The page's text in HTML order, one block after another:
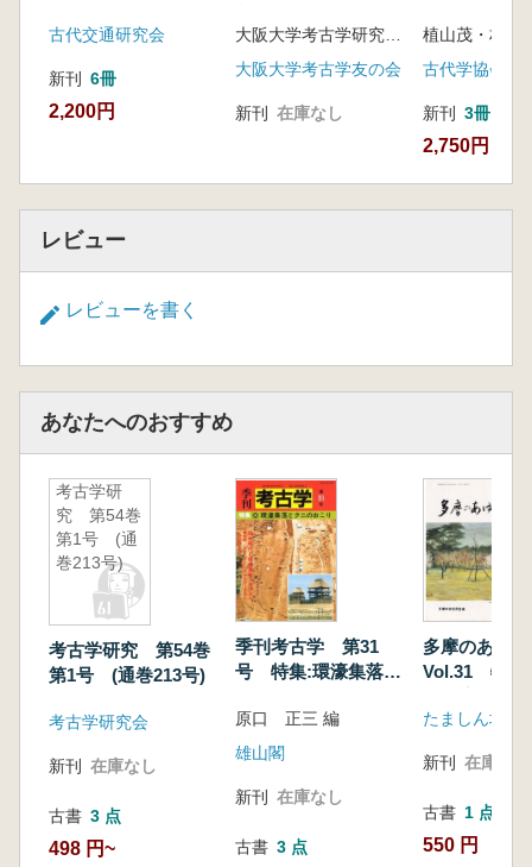
院と瓦 中三川 昇
【コラム】永福寺―瓦の生産地はどこか 菊川
泉
屋根瓦からみえる永福寺の姿 芦田淳一
【コラム】土器研究からみた中世瓦 押木弘己
中三川昇さんの逝去を悼む 小林康幸
あとがき 小林康幸
古代交通研究会
新刊 6冊
2,200円
大阪大学考古学研究室 編
大阪大学考古学友の会
新刊 在庫なし
会第2次発掘
植山茂・村
新刊 3冊
2,750円
レビュー
レビューを書く
あなたへのおすすめ
考古学研
究 第54巻
第1号 (通
巻213号)
考古学研究 第54巻
第1号 (通巻213号)
考古学研究会
新刊 在庫なし
古書 3 点
498 円~
季刊考古学 第31
号 特集:環濠集落と
原口 正三 編
雄山閣
新刊 在庫なし
古書 3 点
多摩のあゆみ
Vol.31 特集:
たましん地域
新刊 在庫なし
古書 1 点
550 円